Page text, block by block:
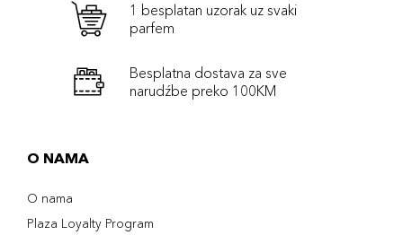
1 besplatan uzorak uz svaki
parfem
Besplatna dostava za sve
narudźbe preko 100KM
O NAMA
O nama
Plaza Loyalty Program